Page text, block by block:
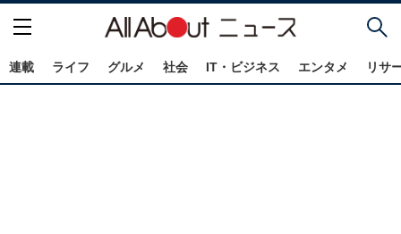
連載 ライフ グルメ 社会 IT・ビジネス エンタメ リサ